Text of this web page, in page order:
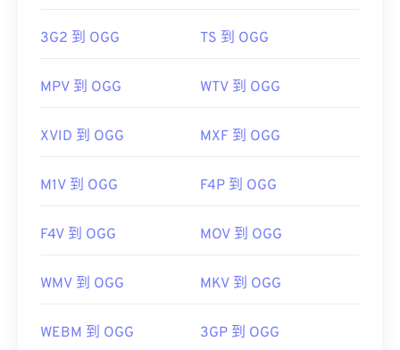
https://en.wikipedia.org/wiki/Flash_Video
3G2 到 OGG TS 到 OGG
MPV 到 OGG WTV 到 OGG
XVID 到 OGG MXF 到 OGG
M1V 到 OGG F4P 到 OGG
F4V 到 OGG MOV 到 OGG
WMV 到 OGG MKV 到 OGG
WEBM 到 OGG 3GP 到 OGG